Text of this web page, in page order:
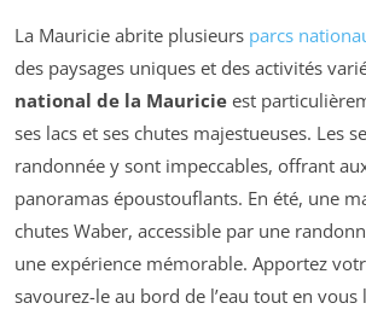
La Mauricie abrite plusieurs parcs
des paysages uniques et des activités
national de la Mauricie est
ses lacs et ses chutes majestueuses. Les
randonnée y sont impeccables, offrant
panoramas époustouflants. En été, une
chutes Waber, accessible par une
une expérience mémorable. Apportez
savourez-le au bord de l’eau tout en